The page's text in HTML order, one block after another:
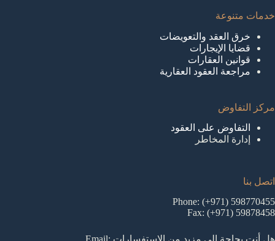
خدمات متنوعة
خرق العقد والتعويضات
قضايا الإيجارات
قوانين العقارات
مراجعة العقود العقارية
مركز التفاوض
التفاوض على العقود
إدارة المخاطر
اتصل بنا
Phone: (+971) 598770455
Fax: (+971) 59878458